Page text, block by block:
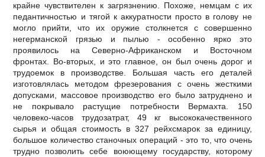
крайне чувствителен к загрязнению. Похоже, немцам с их
педантичностью и тягой к аккуратности просто в голову не
могло прийти, что их оружие столкнется с совершенно
негерманской грязью и пылью - особенно ярко это
проявилось на Сeвepнo-Aфpикaнcкoм и Восточном
фронтах. Во-вторых, и это главное, он был очень дорог и
трудоемок в производстве. Большая часть его деталей
изготовлялась методом фрезерования с очень жесткими
допусками, массовое производство его было затруднено и
не покрывало растущие потребности Вермахта. 150
человеко-часов трудозатрат, 49 кг высококачественного
сырья и общая стоимость в 327 рейхсмарок за единицу,
большое количество станочных операций - это то, что очень
трудно позволить себе воюющему государству, которому